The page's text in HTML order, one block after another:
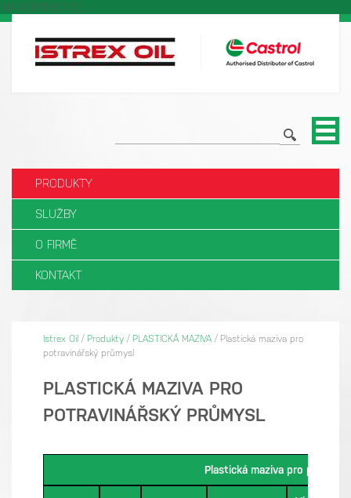
'UA-103811627-3');
PRODUKTY
SLUŽBY
O FIRMĚ
KONTAKT
Istrex Oil / Produkty / PLASTICKÁ MAZIVA / Plastická maziva pro
potravinářský průmysl
PLASTICKÁ MAZIVA PRO
POTRAVINÁŘSKÝ PRŮMYSL
Plastická maziva pro